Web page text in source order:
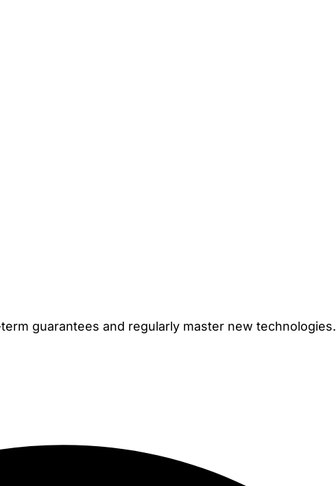
guarantees and regularly master new technologies.